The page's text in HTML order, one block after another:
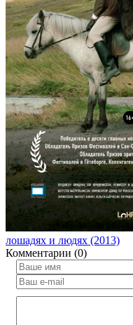
лошадях и людях (2013)
Комментарии (0)